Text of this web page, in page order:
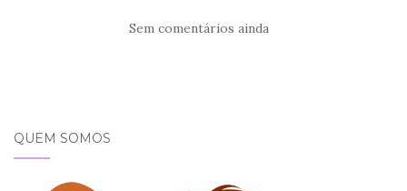
Sem comentários ainda
QUEM SOMOS